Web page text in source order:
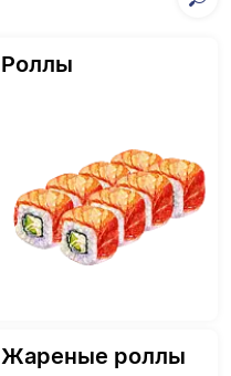
Роллы
Жареные роллы